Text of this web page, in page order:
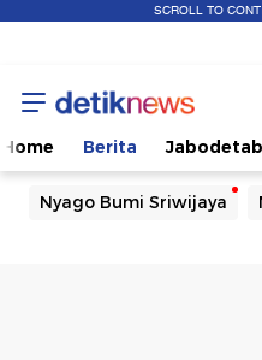
SCROLL TO
Home Berita
Nyago Bumi Sriwijaya